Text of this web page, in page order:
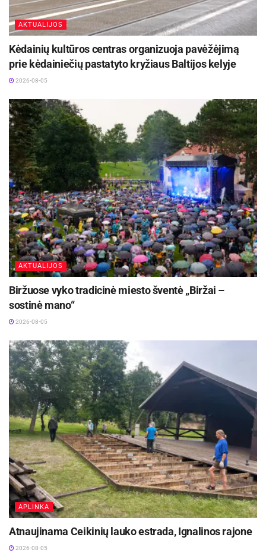
specialiųjų poreikių turintiems gyventojams.
Šaltinis: Visagino savivaldybė
AKTUALIJOS
Kėdainių kultūros centras organizuoja pavėžėjimą
prie kėdainiečių pastatyto kryžiaus Baltijos kelyje
2026-08-05
AKTUALIJOS
Biržuose vyko tradicinė miesto šventė „Biržai –
sostinė mano“
2026-08-05
APLINKA
Atnaujinama Ceikinių lauko estrada, Ignalinos rajone
2026-08-05